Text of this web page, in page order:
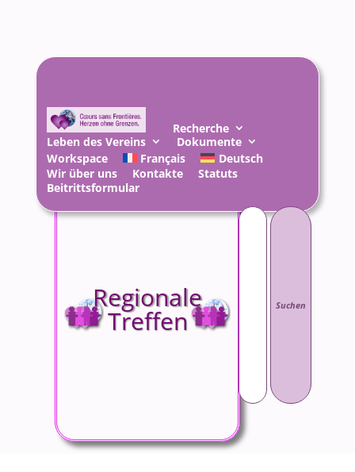
Recherche
Leben des Vereins
Dokumente
Workspace
Français
Deutsch
Wir über uns
Kontakte
Statuts
Beitrittsformular
Suchen
nach:
Regionale
Treffen